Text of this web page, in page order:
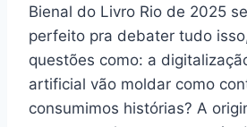
Bienal do Livro Rio de 2025
perfeito pra debater tudo
questões como: a
artificial vão moldar como
consumimos histórias? A